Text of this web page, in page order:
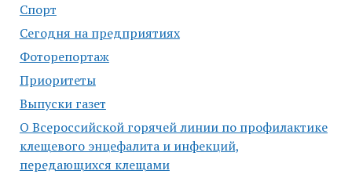
Спорт
Сегодня на предприятиях
Фоторепортаж
Приоритеты
Выпуски газет
О Всероссийской горячей линии по профилактике
клещевого энцефалита и инфекций,
передающихся клещами